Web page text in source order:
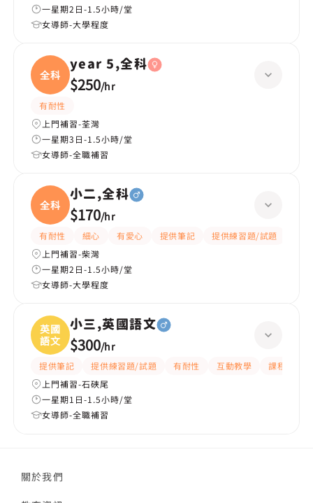
一星期2日-1.5小時/堂
女導師-大學程度
全科
year 5,全科
$250/hr
有耐性
上門補習-荃灣
一星期3日-1.5小時/堂
女導師-全職補習
全科
小二,全科
$170/hr
有耐性 細心 有愛心 提供筆記 提供練習題/試題
上門補習-柴灣
一星期2日-1.5小時/堂
女導師-大學程度
英國
語文
小三,英國語文
$300/hr
提供筆記 提供練習題/試題 有耐性 互動教學
課程設計
上門補習-石硤尾
一星期1日-1.5小時/堂
女導師-全職補習
關於我們